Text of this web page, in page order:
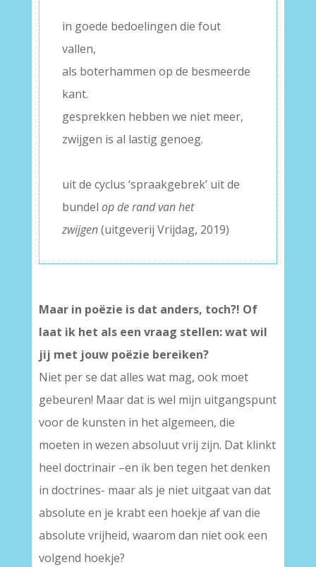
in goede bedoelingen die fout
vallen,
als boterhammen op de besmeerde
kant.
gesprekken hebben we niet meer,
zwijgen is al lastig genoeg.
uit de cyclus ‘spraakgebrek’ uit de
bundel op de rand van het
zwijgen(uitgeverij Vrijdag, 2019)
Maar in poëzie is dat anders, toch?! Of
laat ik het als een vraag stellen: wat wil
jij met jouw poëzie bereiken?
Niet per se dat alles wat mag, ook moet
gebeuren! Maar dat is wel mijn uitgangspunt
voor de kunsten in het algemeen, die
moeten in wezen absoluut vrij zijn. Dat klinkt
heel doctrinair –en ik ben tegen het denken
in doctrines- maar als je niet uitgaat van dat
absolute en je krabt een hoekje af van die
absolute vrijheid, waarom dan niet ook een
volgend hoekje?